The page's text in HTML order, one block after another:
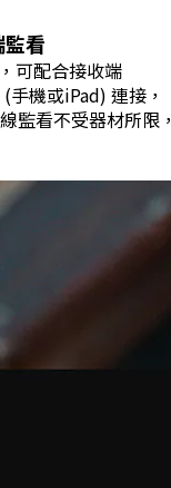
看
可配合接收端
機或iPad) 連接，
監看不受器材所限，